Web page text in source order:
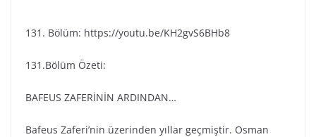
131. Bölüm: https://youtu.be/KH2gvS6BHb8
131.Bölüm Özeti:
BAFEUS ZAFERİNİN ARDINDAN…
Bafeus Zaferi’nin üzerinden yıllar geçmiştir. Osman